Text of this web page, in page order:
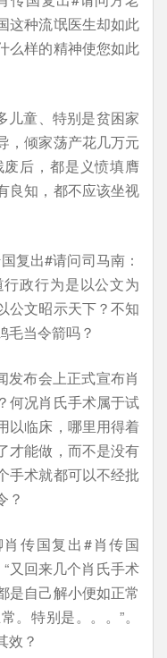
这种流氓医生却如此
么样的精神使您如此
儿童、特别是贫困家
，倾家荡产花几万元
后，都是义愤填膺
良知，都不应该坐视
复出#请问司马南：
政行为是以公文为
公文昭示天下？不知
毛当令箭吗？
发布会上正式宣布肖
何况肖氏手术属于试
以临床，哪里用得着
才能做，而不是没有
手术就都可以不经批
？
传国复出#肖传国
又回来几个肖氏手术
是自己解小便如正常
。特别是。。。”。
效？